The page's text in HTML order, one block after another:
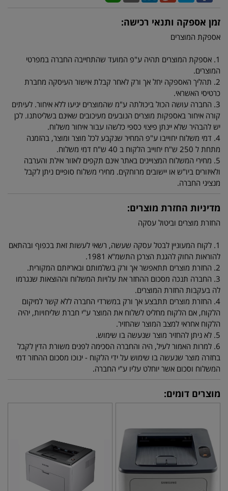
זמן אספקה ותנאי רכישה:
אספקת המוצרים
1. אספקת המוצרים תהיה ע"פ המועד שהתחייבה החברה במפרטי
המוצרים.
2. תהליך האספקה יחל אך ורק לאחר קבלת אישור העיסקה מחברת
כרטיסי האשראי.
3. החברה עושה הכול ביכולתה ע"מ שהמוצרים יגיעו ללא איחור. לעיתים
קורה איחור באספקות מוצרים הנובעים מעיכובים שאינם בשליטתנו. לכן
יש להבהיר שלא יינתן פיצוי כספי כלשהו עבור איחור משלוח.
4. דמי משלוח יחוייבו ע"פ המחיר שנקבע לכל מוצר ומוצר, בהזמנה
מתחת ל 250 ש"ח יחוייב הלקוח ב 40 ש"ח דמי משלוח.
5. מחירי המשלוח המצויינים באתר אינם תקפים לאזור אילת והערבה
ולאיזורים ביו"ש או יישובים מרוחקים. מחירי משלוח סופיים ניתן לקבל
מנציגי החברה.
מדיניות החזרת מוצרים:
החזרת מוצרים וביטול עסקה
1. לקוח המעוניין לבטל עסקה שעשה, רשאי לעשות זאת בכפוף ובהתאם
להוראות החוק להגנת הצרכן התשמ"א 1981.
2. החזרת מוצרים תתאפשר אך ורק בשלמותם ובאריזתם המקורית.
3. החברה תנכה מסכום ההחזר את עלויות המשלוח וההוצאות שנגרמו
לה בעקבות החזרת המוצרים.
4. החזרת מוצרים תתבצע אך ורק במשרדי החברה ללא קשר למיקום
הלקוח, אם הלקוח מחליט לשלוח את המוצר ע"י חברת שליחויות, יהיה
הלקוח אחראי למצב המוצר שהחזיר.
5. לא ניתן להחזיר מוצר שנעשה בו שימוש.
6. למרות האמור לעיל, היה והחברה הסכימה לפנים משורת הדין לקבל
בחזרה מוצר שנעשה בו שימוש על ידי הלקוח - ינוכו מסכום ההחזר דמי
המשלוח וסכום אשר יוחלט עליו ע"י החברה.
מוצרים דומים: